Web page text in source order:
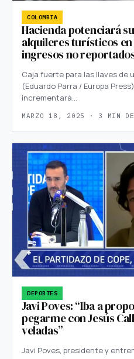
COLOMBIA
Hacienda potenciará
alquileres turísticos
ingresos no
Caja fuerte para las llaves de
(Eduardo Parra / Europa
incrementará…
MARZO 18, 2025 · 3 MIN DE
DEPORTES
Javi Poves: “Iba a
pegarme con Jesús
veladas”
Javi Poves, presidente y